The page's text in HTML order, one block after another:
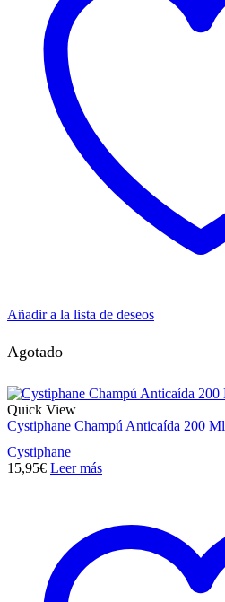
Añadir a la lista de deseos
Agotado
Quick View
Cystiphane Champú Anticaída 200 Ml
Cystiphane
15,95€ Leer más